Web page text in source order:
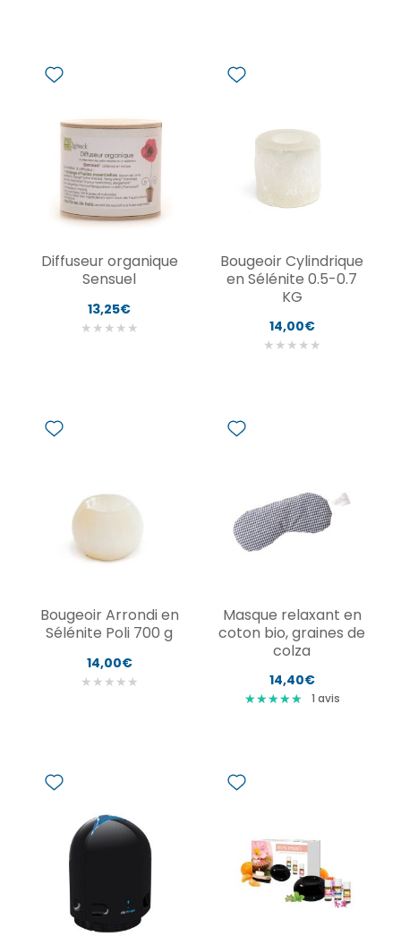
Diffuseur organique
Sensuel
13,25€
★ ★ ★ ★ ★
Bougeoir Cylindrique
en Sélénite 0.5-0.7
KG
14,00€
★ ★ ★ ★ ★
Bougeoir Arrondi en
Sélénite Poli 700 g
14,00€
★ ★ ★ ★ ★
Masque relaxant en
coton bio, graines de
colza
14,40€
★★★★★
★★★★★ 1 avis